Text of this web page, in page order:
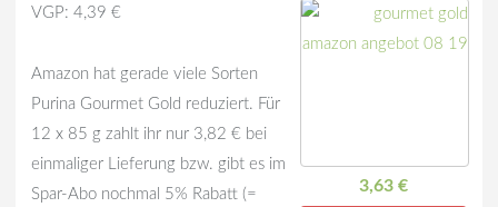
3,63 €
VGP: 4,39 €
Amazon hat gerade viele Sorten
Purina Gourmet Gold reduziert. Für
12 x 85 g zahlt ihr nur 3,82 € bei
einmaliger Lieferung bzw. gibt es im
Spar-Abo nochmal 5% Rabatt (=